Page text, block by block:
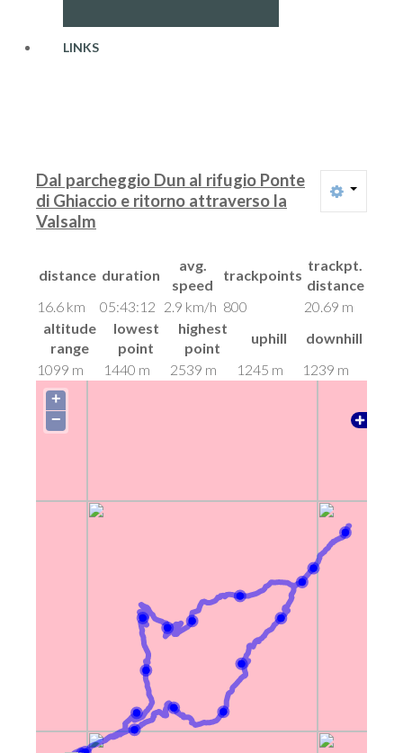
LINKS
Dal parcheggio Dun al rifugio Ponte
di Ghiaccio e ritorno attraverso la
Valsalm
distance duration
avg.
speed
trackpoints
trackpt.
distance
16.6 km
05:43:12 2.9 km/h 800
20.69 m
altitude
range
lowest
point
highest
point
uphill
downhill
1099 m
1440 m 2539 m 1245 m 1239 m
+
−